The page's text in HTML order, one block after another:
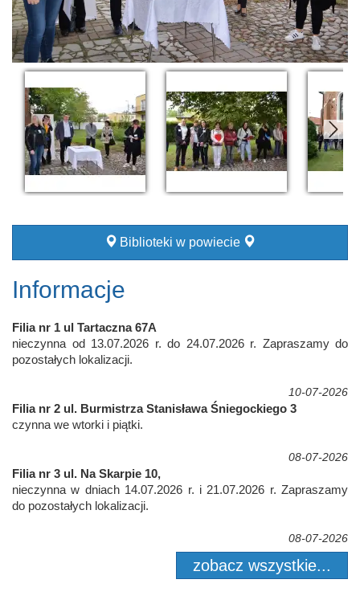
Biblioteki w powiecie
Informacje
Filia nr 1 ul Tartaczna 67A
nieczynna od 13.07.2026 r. do 24.07.2026 r. Zapraszamy do
pozostałych lokalizacji.
10-07-2026
Filia nr 2 ul. Burmistrza Stanisława Śniegockiego 3
czynna we wtorki i piątki.
08-07-2026
Filia nr 3 ul. Na Skarpie 10,
nieczynna w dniach 14.07.2026 r. i 21.07.2026 r. Zapraszamy
do pozostałych lokalizacji.
08-07-2026
zobacz wszystkie...